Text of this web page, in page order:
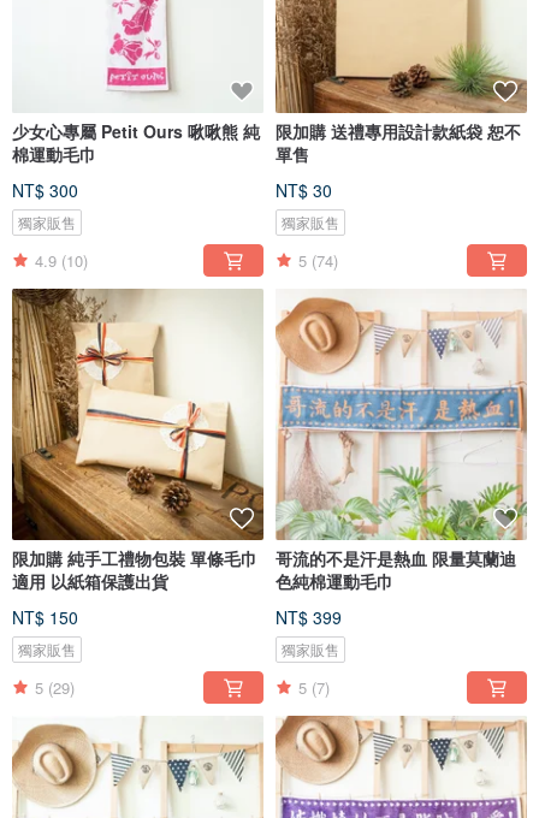
少女心專屬 Petit Ours 啾啾熊 純
棉運動毛巾
NT$ 300
獨家販售
4.9 (10)
限加購 送禮專用設計款紙袋 恕不
單售
NT$ 30
獨家販售
5 (74)
限加購 純手工禮物包裝 單條毛巾
適用 以紙箱保護出貨
NT$ 150
獨家販售
5 (29)
哥流的不是汗是熱血 限量莫蘭迪
色純棉運動毛巾
NT$ 399
獨家販售
5 (7)